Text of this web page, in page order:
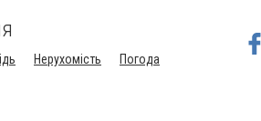
Нерухомість Погода